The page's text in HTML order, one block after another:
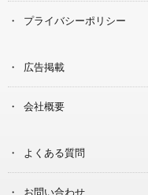
プライバシーポリシー
広告掲載
会社概要
よくある質問
お問い合わせ